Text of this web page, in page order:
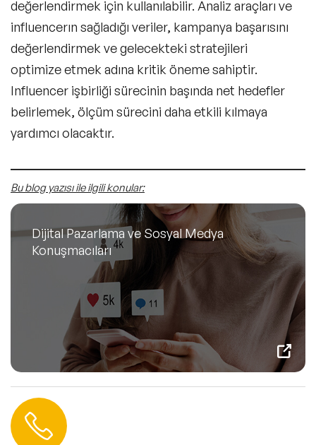
değerlendirmek için kullanılabilir. Analiz araçları ve
influencerın sağladığı veriler, kampanya başarısını
değerlendirmek ve gelecekteki stratejileri
optimize etmek adına kritik öneme sahiptir.
Influencer işbirliği sürecinin başında net hedefler
belirlemek, ölçüm sürecini daha etkili kılmaya
yardımcı olacaktır.
Bu blog yazısı ile ilgili konular:
Dijital Pazarlama ve Sosyal Medya
Konuşmacıları